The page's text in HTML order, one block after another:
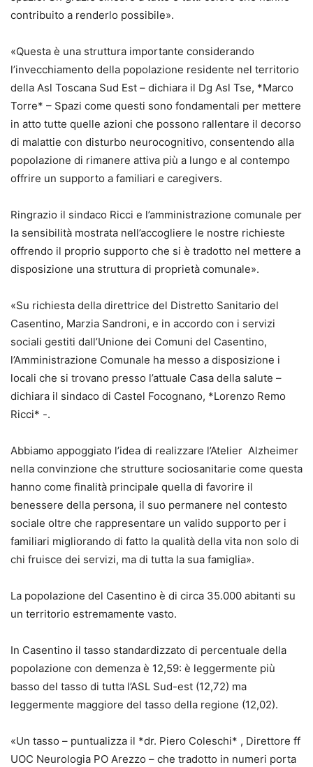
contribuito a renderlo possibile».
«Questa è una struttura importante considerando
l’invecchiamento della popolazione residente nel territorio
della Asl Toscana Sud Est – dichiara il Dg Asl Tse, *Marco
Torre* – Spazi come questi sono fondamentali per mettere
in atto tutte quelle azioni che possono rallentare il decorso
di malattie con disturbo neurocognitivo, consentendo alla
popolazione di rimanere attiva più a lungo e al contempo
offrire un supporto a familiari e caregivers.
Ringrazio il sindaco Ricci e l’amministrazione comunale per
la sensibilità mostrata nell’accogliere le nostre richieste
offrendo il proprio supporto che si è tradotto nel mettere a
disposizione una struttura di proprietà comunale».
«Su richiesta della direttrice del Distretto Sanitario del
Casentino, Marzia Sandroni, e in accordo con i servizi
sociali gestiti dall’Unione dei Comuni del Casentino,
l’Amministrazione Comunale ha messo a disposizione i
locali che si trovano presso l’attuale Casa della salute –
dichiara il sindaco di Castel Focognano, *Lorenzo Remo
Ricci* -.
Abbiamo appoggiato l’idea di realizzare l’Atelier Alzheimer
nella convinzione che strutture sociosanitarie come questa
hanno come finalità principale quella di favorire il
benessere della persona, il suo permanere nel contesto
sociale oltre che rappresentare un valido supporto per i
familiari migliorando di fatto la qualità della vita non solo di
chi fruisce dei servizi, ma di tutta la sua famiglia».
La popolazione del Casentino è di circa 35.000 abitanti su
un territorio estremamente vasto.
In Casentino il tasso standardizzato di percentuale della
popolazione con demenza è 12,59: è leggermente più
basso del tasso di tutta l’ASL Sud-est (12,72) ma
leggermente maggiore del tasso della regione (12,02).
«Un tasso – puntualizza il *dr. Piero Coleschi* , Direttore ff
UOC Neurologia PO Arezzo – che tradotto in numeri porta